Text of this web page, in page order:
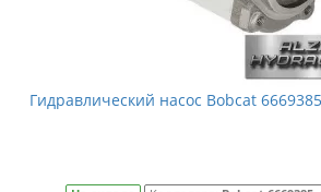
Гидравлический насос Bobcat